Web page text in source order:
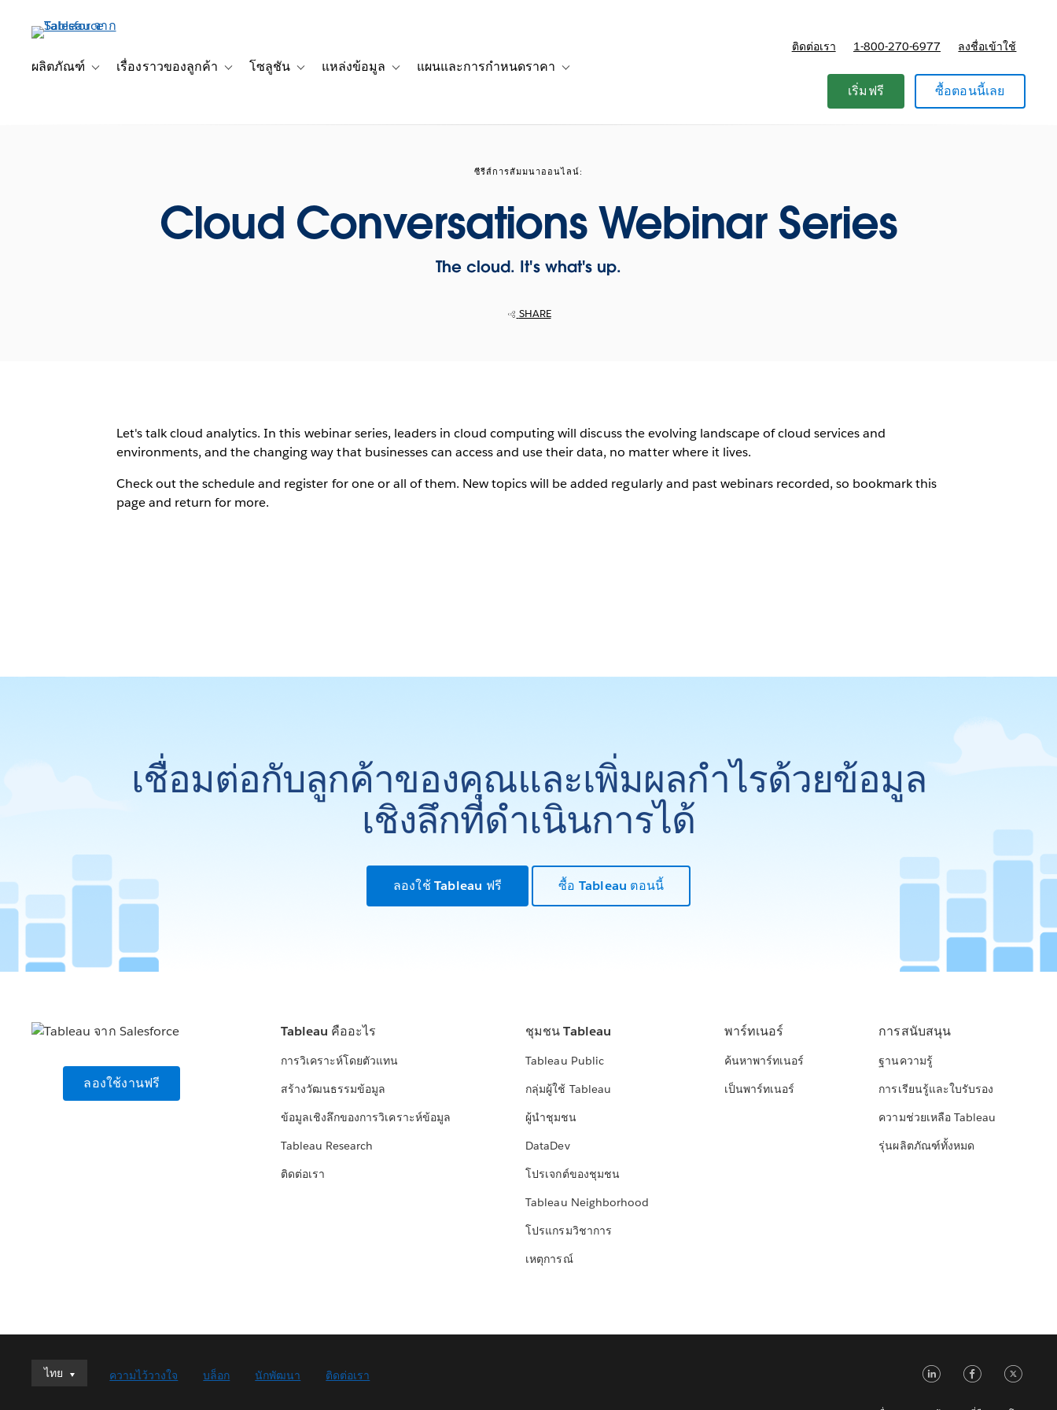
เนื้อหาผลิตภัณฑ์
Toggle sub-navigation for ผลิตภัณฑ์
เรื่องราวของลูกค้า
Toggle sub-navigation for เรื่องราวของลูกค้า
โซลูชัน
Toggle sub-navigation for โซลูชัน
แหล่งข้อมูล แผนและการกำหนดราคา
ติดต่อเรา 1-800-270-6977 ลงชื่อเข้าใช้
เริ่มฟรี ซื้อตอนนี้เลย
ซีรีส์การสัมมนาออนไลน์:
Cloud Conversations Webinar Series
The cloud. It's what's up.
SHARE
Let's talk cloud analytics. In this webinar series, leaders in cloud computing will discuss the evolving landscape of cloud services and
environments, and the changing way that businesses can access and use their data, no matter where it lives.
Check out the schedule and register for one or all of them. New topics will be added regularly and past webinars recorded, so bookmark this
page and return for more.
เชื่อมต่อกับลูกค้าของคุณและเพิ่มผลกำไรด้วยข้อมูล
เชิงลึกที่ดำเนินการได้
ลองใช้ Tableau ฟรี ซื้อ Tableau ตอนนี้
ลองใช้งานฟรี
Tableau คืออะไร
การวิเคราะห์โดยตัวแทน
สร้างวัฒนธรรมข้อมูล
ข้อมูลเชิงลึกของการวิเคราะห์ข้อมูล
Tableau Research
ติดต่อเรา
ชุมชน Tableau
Tableau Public
กลุ่มผู้ใช้ Tableau
ผู้นำชุมชน
DataDev
โปรเจกต์ของชุมชน
Tableau Neighborhood
โปรแกรมวิชาการ
เหตุการณ์
พาร์ทเนอร์
ค้นหาพาร์ทเนอร์
เป็นพาร์ทเนอร์
การสนับสนุน
ฐานความรู้
การเรียนรู้และใบรับรอง
ความช่วยเหลือ Tableau
รุ่นผลิตภัณฑ์ทั้งหมด
ไทย
ไทย
ความไว้วางใจ บล็อก นักพัฒนา ติดต่อเรา LinkedIn